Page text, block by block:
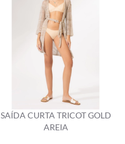
SAÍDA CURTA TRICOT GOLD
AREIA